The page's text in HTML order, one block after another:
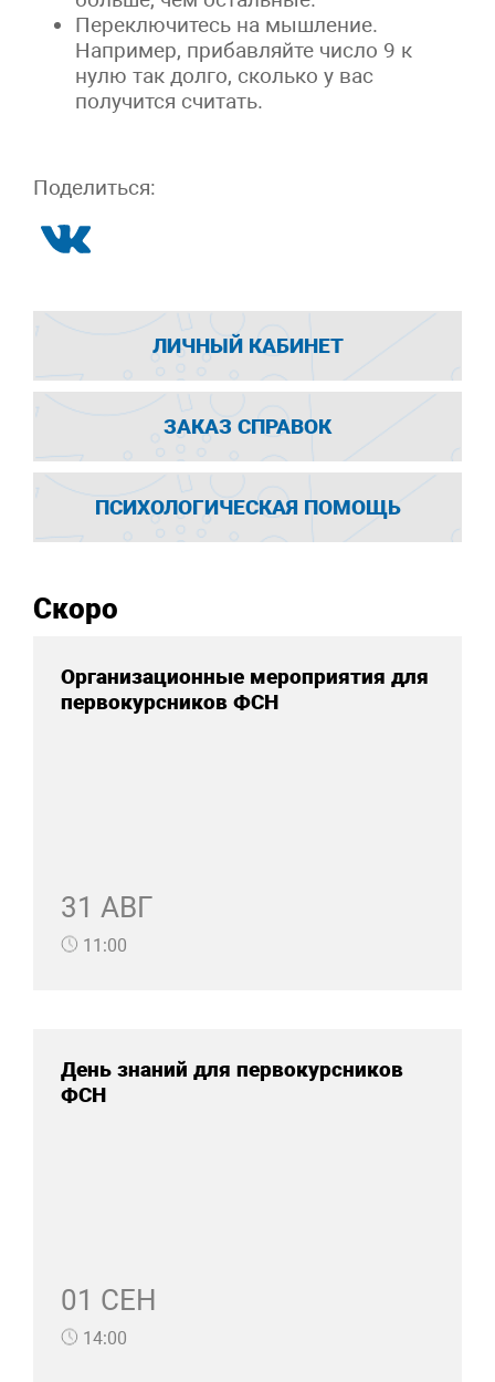
Переключитесь на мышление.
Например, прибавляйте число 9 к
нулю так долго, сколько у вас
получится считать.
Поделиться:
ЛИЧНЫЙ КАБИНЕТ
ЗАКАЗ СПРАВОК
ПСИХОЛОГИЧЕСКАЯ ПОМОЩЬ
Скоро
Организационные мероприятия для
первокурсников ФСН
31 АВГ
11:00
День знаний для первокурсников
ФСН
01 СЕН
14:00